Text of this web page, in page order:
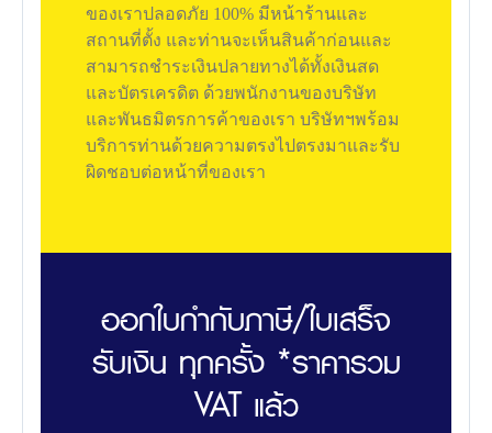
ของเราปลอดภัย 100% มีหน้าร้านและ
สถานที่ตั้ง และท่านจะเห็นสินค้าก่อนและ
สามารถชำระเงินปลายทางได้ทั้งเงินสด
และบัตรเครดิต ด้วยพนักงานของบริษัท
และพันธมิตรการค้าของเรา บริษัทฯพร้อม
บริการท่านด้วยความตรงไปตรงมาและรับ
ผิดชอบต่อหน้าที่ของเรา
ออกใบกำกับภาษี/ใบเสร็จ
รับเงิน ทุกครั้ง *ราคารวม
VAT แล้ว